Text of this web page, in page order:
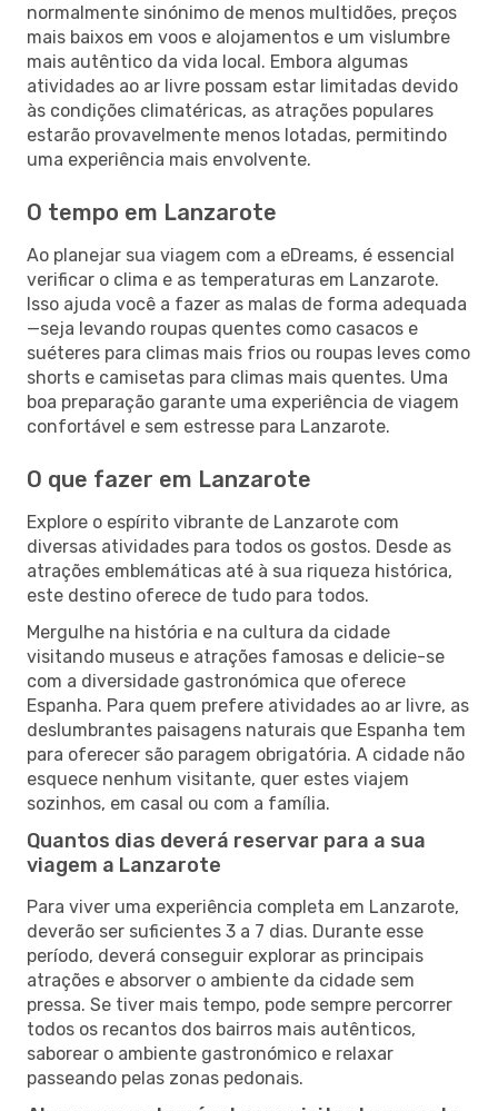
normalmente sinónimo de menos multidões, preços
mais baixos em voos e alojamentos e um vislumbre
mais autêntico da vida local. Embora algumas
atividades ao ar livre possam estar limitadas devido
às condições climatéricas, as atrações populares
estarão provavelmente menos lotadas, permitindo
uma experiência mais envolvente.
O tempo em Lanzarote
Ao planejar sua viagem com a eDreams, é essencial
verificar o clima e as temperaturas em Lanzarote.
Isso ajuda você a fazer as malas de forma adequada
—seja levando roupas quentes como casacos e
suéteres para climas mais frios ou roupas leves como
shorts e camisetas para climas mais quentes. Uma
boa preparação garante uma experiência de viagem
confortável e sem estresse para Lanzarote.
O que fazer em Lanzarote
Explore o espírito vibrante de Lanzarote com
diversas atividades para todos os gostos. Desde as
atrações emblemáticas até à sua riqueza histórica,
este destino oferece de tudo para todos.
Mergulhe na história e na cultura da cidade
visitando museus e atrações famosas e delicie-se
com a diversidade gastronómica que oferece
Espanha. Para quem prefere atividades ao ar livre, as
deslumbrantes paisagens naturais que Espanha tem
para oferecer são paragem obrigatória. A cidade não
esquece nenhum visitante, quer estes viajem
sozinhos, em casal ou com a família.
Quantos dias deverá reservar para a sua
viagem a Lanzarote
Para viver uma experiência completa em Lanzarote,
deverão ser suficientes 3 a 7 dias. Durante esse
período, deverá conseguir explorar as principais
atrações e absorver o ambiente da cidade sem
pressa. Se tiver mais tempo, pode sempre percorrer
todos os recantos dos bairros mais autênticos,
saborear o ambiente gastronómico e relaxar
passeando pelas zonas pedonais.